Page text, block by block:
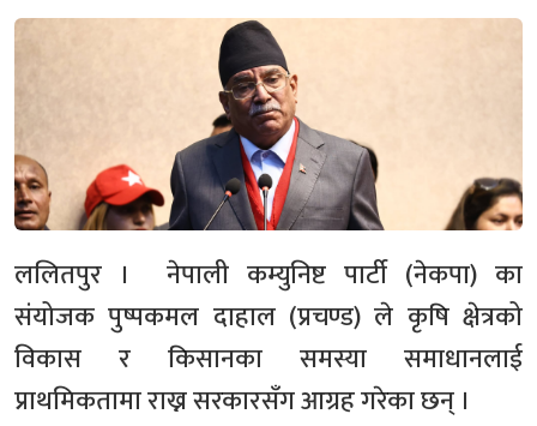
ललितपुर । नेपाली कम्युनिष्ट पार्टी (नेकपा) का
संयोजक पुष्पकमल दाहाल (प्रचण्ड) ले कृषि क्षेत्रको
विकास र किसानका समस्या समाधानलाई
प्राथमिकतामा राख्न सरकारसँग आग्रह गरेका छन् ।